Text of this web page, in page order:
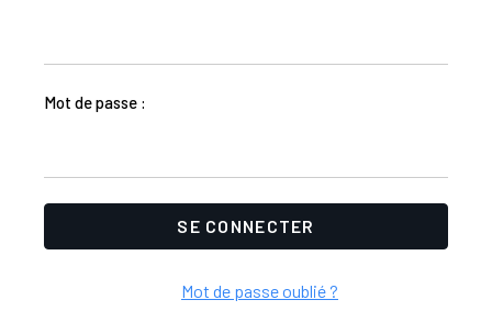
Mot de passe :
Mot de passe oublié ?